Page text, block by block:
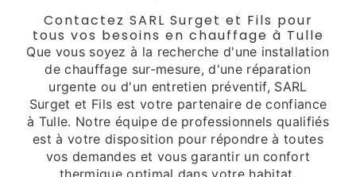
Contactez SARL Surget et Fils pour
tous vos besoins en chauffage à Tulle
Que vous soyez à la recherche d'une installation
de chauffage sur-mesure, d'une réparation
urgente ou d'un entretien préventif, SARL
Surget et Fils est votre partenaire de confiance
à Tulle. Notre équipe de professionnels qualifiés
est à votre disposition pour répondre à toutes
vos demandes et vous garantir un confort
thermique optimal dans votre habitat.